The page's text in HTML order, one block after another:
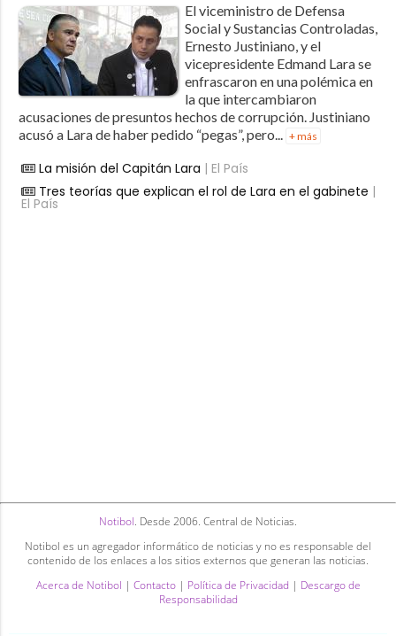
El viceministro de Defensa
Social y Sustancias Controladas,
Ernesto Justiniano, y el
vicepresidente Edmand Lara se
enfrascaron en una polémica en
la que intercambiaron
acusaciones de presuntos hechos de corrupción. Justiniano
acusó a Lara de haber pedido “pegas”, pero... + más
La misión del Capitán Lara | El País
Tres teorías que explican el rol de Lara en el gabinete |
El País
Notibol. Desde 2006. Central de Noticias.
Notibol es un agregador informático de noticias y no es responsable del
contenido de los enlaces a los sitios externos que generan las noticias.
Acerca de Notibol | Contacto| Política de Privacidad | Descargo de
Responsabilidad